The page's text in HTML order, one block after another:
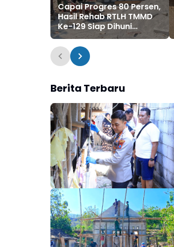
Capai Progres 80 Persen,
Hasil Rehab RTLH TMMD
Ke-129 Siap Dihuni
Kembali
Berita Terbaru